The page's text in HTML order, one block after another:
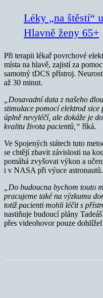
Léky „na štěstí“
Hlavně ženy 65+
Při terapii lékař povrchové
místa na hlavě, zajistí za
samotný tDCS přístroj.
až 30 minut.
„Dosavadní data z našeho
stimulace pomocí elektrod
úplně nevyléčí, ale dokáže je
kvalitu života pacientů,“ říká.
Ve Spojených státech tuto
se chtějí zbavit závislosti na
pomáhá zvyšovat výkon a
i v NASA při výuce astronautů.
„Do budoucna bychom touto
pracujeme také na výzkumu
totiž pacienti mohli léčit s
nastiňuje budoucí plány
přes videohovor pouze